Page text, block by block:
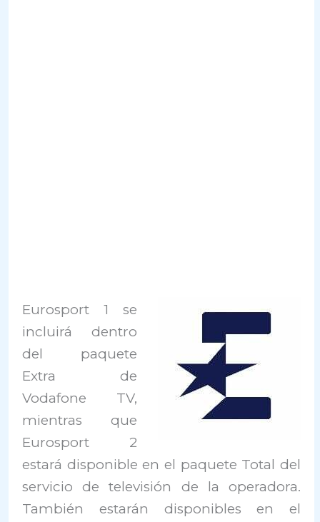
Eurosport 1 se
incluirá dentro
del paquete
Extra de
Vodafone TV,
mientras que
Eurosport 2
estará disponible en el paquete Total del
servicio de televisión de la operadora.
También estarán disponibles en el